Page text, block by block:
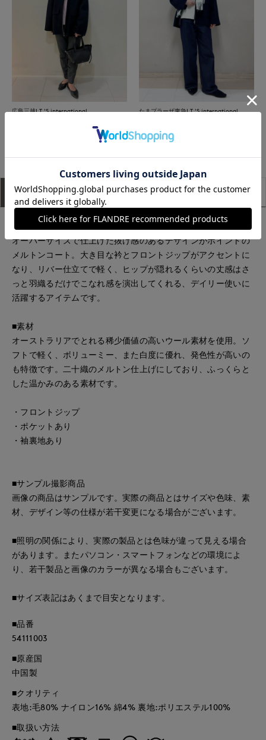
広島三越I.T.'S.international たまプラーザ東急I.T.'S.international
もっと見る
アイテム説明 サイズ詳細 購入レビュー
■デザイン
オーバーサイズで仕上げた抜け感のあるデザインがポイントの
メルトンコート。大き目な衿とフロントジップがアクセントに
なり、リバー仕立てで軽く、ヒップが隠れるくらいの丈感はさ
っと羽織るだけでこなれ感を演出してくれる、デイリー使いに
活躍するアイテムです。
■素材
オーストラリアでとれる稀少価値の高いウール素材を使用。ソ
フトで軽く、ボリューミー、また白度に優れ、発色性が高いの
も特徴です。二十織のメルトン仕上げにしており、ふっくらと
した温かみのある素材です。
・フロントジップ
・ポケットあり
・袖裏地あり
■サンプル撮影商品
画像の商品はサンプルです。実際の商品とはサイズや色味、素
材、デザイン等の仕様が若干変更になる場合がございます。
■照明の関係により、実際の製品とは色味が違って見える場合
があります。またパソコン・スマートフォンなどの環境によ
り、若干製品と画像のカラーが異なる場合もございます。
■サイズ表記はあくまで目安となります。
■品番
54111003
■原産国
中国製
■クオリティ
表地:毛80% ナイロン16% 綿4% 裏地:ポリエステル100%
■取扱い方法